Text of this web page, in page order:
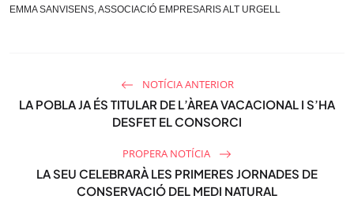
EMMA SANVISENS, ASSOCIACIÓ EMPRESARIS ALT URGELL
NOTÍCIA ANTERIOR
LA POBLA JA ÉS TITULAR DE L’ÀREA VACACIONAL I S’HA
DESFET EL CONSORCI
PROPERA NOTÍCIA
LA SEU CELEBRARÀ LES PRIMERES JORNADES DE
CONSERVACIÓ DEL MEDI NATURAL